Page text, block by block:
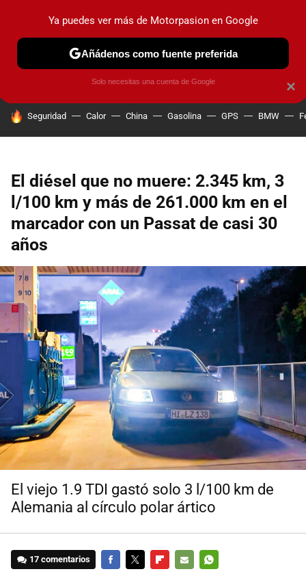
PRUEBAS COCHES ELÉCTRICOS OBSERVATORIO
HOY SE HABLA DE
Seguridad Calor China Gasolina GPS BMW
El diésel que no muere: 2.345 km, 3
l/100 km y más de 261.000 km en el
marcador con un Passat de casi 30
años
El viejo 1.9 TDI gastó solo 3 l/100 km de
Alemania al círculo polar ártico
17 comentarios
×
Ya puedes ver más de Motorpasion en Google
Añádenos como fuente preferida
Solo necesitas una cuenta de Google